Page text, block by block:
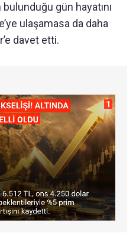
gün hayatını
ulaşamasa da daha
davet etti.